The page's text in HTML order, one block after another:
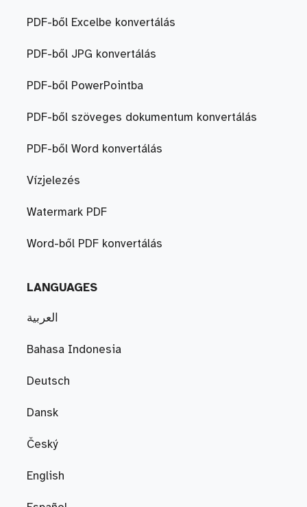
PDF-ből Excelbe konvertálás
PDF-ből JPG konvertálás
PDF-ből PowerPointba
PDF-ből szöveges dokumentum konvertálás
PDF-ből Word konvertálás
Vízjelezés
Watermark PDF
Word-ből PDF konvertálás
LANGUAGES
العربية
Bahasa Indonesia
Deutsch
Dansk
Český
English